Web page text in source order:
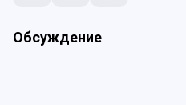
Обсуждение